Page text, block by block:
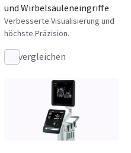
und Wirbelsäuleneingriffe
Verbesserte Visualisierung und
höchste Präzision.
vergleichen